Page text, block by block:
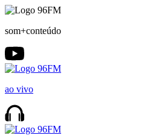
som+conteúdo
ao vivo